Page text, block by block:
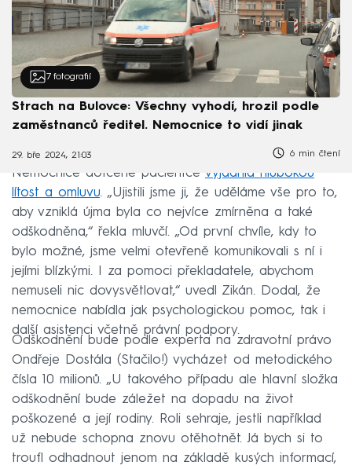
7 fotografií
Strach na Bulovce: Všechny vyhodí, hrozil podle
zaměstnanců ředitel. Nemocnice to vidí jinak
29. bře 2024, 21:03 6 min čtení
Nemocnice dotčené pacientce vyjádřila hlubokou
lítost a omluvu. „Ujistili jsme ji, že uděláme vše pro to,
aby vzniklá újma byla co nejvíce zmírněna a také
odškodněna,“ řekla mluvčí. „Od první chvíle, kdy to
bylo možné, jsme velmi otevřeně komunikovali s ní i
jejími blízkými. I za pomoci překladatele, abychom
nemuseli nic dovysvětlovat,“ uvedl Zikán. Dodal, že
nemocnice nabídla jak psychologickou pomoc, tak i
další asistenci včetně právní podpory.
Odškodnění bude podle experta na zdravotní právo
Ondřeje Dostála (Stačilo!) vycházet od metodického
čísla 10 milionů. „U takového případu ale hlavní složka
odškodnění bude záležet na dopadu na život
poškozené a její rodiny. Roli sehraje, jestli například
už nebude schopna znovu otěhotnět. Já bych si to
troufl odhadnout jenom na základě kusých informací,